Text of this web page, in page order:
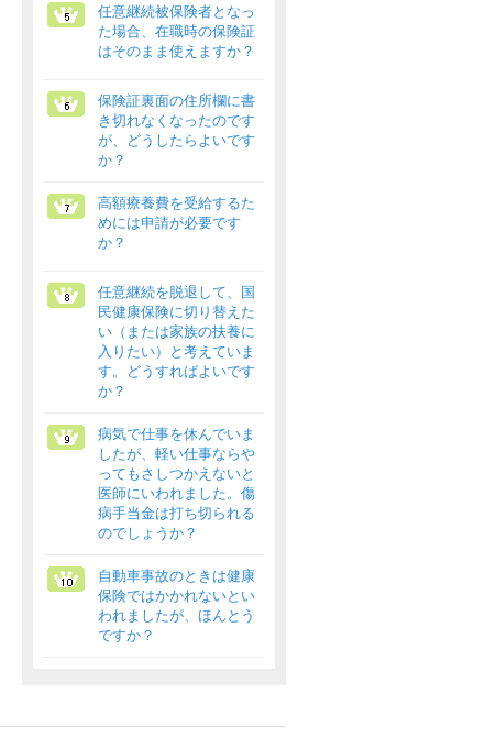
任意継続被保険者となっ
た場合、在職時の保険証
はそのまま使えますか？
保険証裏面の住所欄に書
き切れなくなったのです
が、どうしたらよいです
か？
高額療養費を受給するた
めには申請が必要です
か？
任意継続を脱退して、国
民健康保険に切り替えた
い（または家族の扶養に
入りたい）と考えていま
す。どうすればよいです
か？
病気で仕事を休んでいま
したが、軽い仕事ならや
ってもさしつかえないと
医師にいわれました。傷
病手当金は打ち切られる
のでしょうか？
自動車事故のときは健康
保険ではかかれないとい
われましたが、ほんとう
ですか？